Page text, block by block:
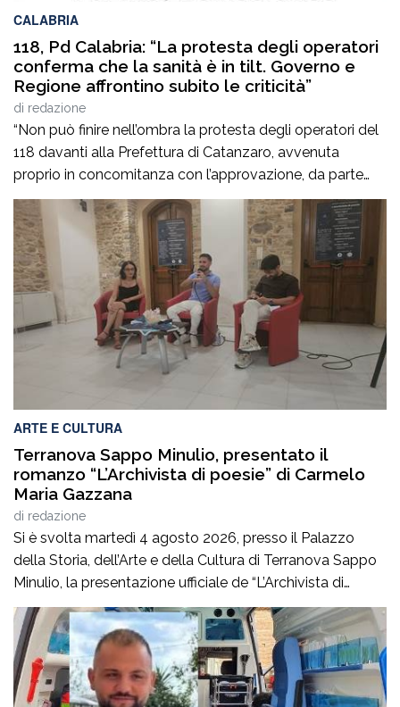
CALABRIA
118, Pd Calabria: “La protesta degli operatori
conferma che la sanità è in tilt. Governo e
Regione affrontino subito le criticità”
di redazione
“Non può finire nell’ombra la protesta degli operatori del
118 davanti alla Prefettura di Catanzaro, avvenuta
proprio in concomitanza con l’approvazione, da parte
del Consiglio dei ministri, del nuovo Programma
operativo della sanità calabrese per il triennio 2026-
2028. È l’ennesima denuncia del personale della sanità,
che attesta una crisi gravissima del settore, purtroppo
negata dai […]
ARTE E CULTURA
Terranova Sappo Minulio, presentato il
romanzo “L’Archivista di poesie” di Carmelo
Maria Gazzana
di redazione
Si è svolta martedì 4 agosto 2026, presso il Palazzo
della Storia, dell’Arte e della Cultura di Terranova Sappo
Minulio, la presentazione ufficiale de “L’Archivista di
poesie”, secondo romanzo del giovane scrittore Carmelo
Maria Gazzana.La serata ha rappresentato un
importante momento d’incontro tra letteratura, arte e
territorio, offrendo al pubblico l’opportunità di conoscere
più da […]